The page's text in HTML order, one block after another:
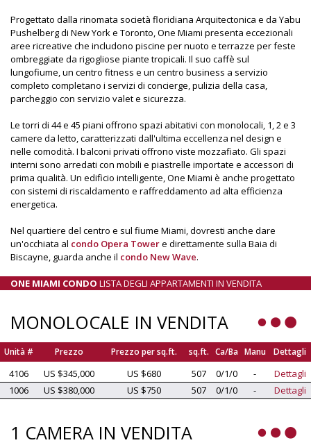
Progettato dalla rinomata società floridiana Arquitectonica e da Yabu
Pushelberg di New York e Toronto, One Miami presenta eccezionali
aree ricreative che includono piscine per nuoto e terrazze per feste
ombreggiate da rigogliose piante tropicali. Il suo caffè sul
lungofiume, un centro fitness e un centro business a servizio
completo completano i servizi di concierge, pulizia della casa,
parcheggio con servizio valet e sicurezza.
Le torri di 44 e 45 piani offrono spazi abitativi con monolocali, 1, 2 e 3
camere da letto, caratterizzati dall'ultima eccellenza nel design e
nelle comodità. I balconi privati offrono viste mozzafiato. Gli spazi
interni sono arredati con mobili e piastrelle importate e accessori di
prima qualità. Un edificio intelligente, One Miami è anche progettato
con sistemi di riscaldamento e raffreddamento ad alta efficienza
energetica.
Nel quartiere del centro e sul fiume Miami, dovresti anche dare
un'occhiata al condo Opera Towere direttamente sulla Baia di
Biscayne, guarda anche il condo New Wave.
ONE MIAMI CONDO LISTA DEGLI APPARTAMENTI IN VENDITA
MONOLOCALE IN VENDITA
Unità # Prezzo Prezzo per sq.ft. sq.ft. Ca/Ba Manu Dettagli
4106 US $345,000 US $680 507 0/1/0 -
Dettagli
1006
US $380,000 US $750 507 0/1/0 - Dettagli
1 CAMERA IN VENDITA